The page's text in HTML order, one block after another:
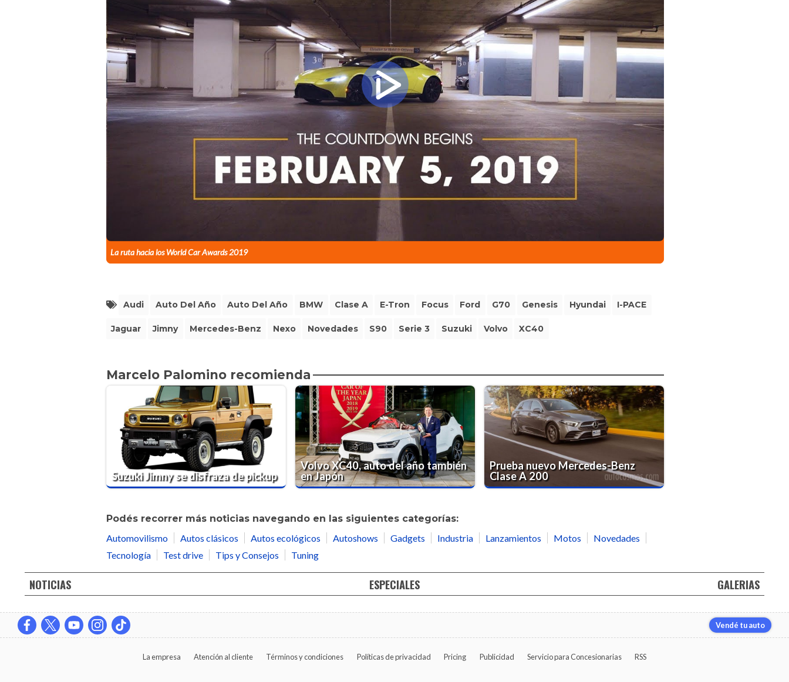
La ruta hacia los World Car Awards 2019
Audi Auto Del Año Auto Del Año BMW Clase A E-Tron Focus Ford G70 Genesis Hyundai I-PACE
Jaguar Jimny Mercedes-Benz Nexo Novedades S90 Serie 3 Suzuki Volvo XC40
Marcelo Palomino recomienda
Suzuki Jimny se disfraza de pickup
Volvo XC40, auto del año también
en Japón
Prueba nuevo Mercedes-Benz
Clase A 200
Podés recorrer más noticias navegando en las siguientes categorías:
Automovilismo
Autos clásicos Autos ecológicos Autoshows Gadgets Industria Lanzamientos Motos
Novedades
Tecnología
Test drive Tips y Consejos Tuning
NOTICIAS ESPECIALES GALERIAS
Vendé tu auto
La empresa Atención al cliente Términos y condiciones Políticas de privacidad Pricing Publicidad Servicio para Concesionarias RSS